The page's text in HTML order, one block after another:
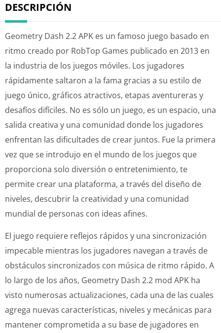
DESCRIPCIÓN
Geometry Dash 2.2 APK es un famoso juego basado en
ritmo creado por RobTop Games publicado en 2013 en
la industria de los juegos móviles. Los jugadores
rápidamente saltaron a la fama gracias a su estilo de
juego único, gráficos atractivos, etapas aventureras y
desafíos difíciles. No es sólo un juego, es un espacio, una
salida creativa y una comunidad donde los jugadores
enfrentan las dificultades de crear juntos. Fue la primera
vez que se introdujo en el mundo de los juegos que
proporciona solo diversión o entretenimiento, te
permite crear una plataforma, a través del diseño de
niveles, descubrir la creatividad y una comunidad
mundial de personas con ideas afines.
El juego requiere reflejos rápidos y una sincronización
impecable mientras los jugadores navegan a través de
obstáculos sincronizados con música de ritmo rápido. A
lo largo de los años, Geometry Dash 2.2 mod APK ha
visto numerosas actualizaciones, cada una de las cuales
agrega nuevas características, niveles y mecánicas para
mantener comprometida a su base de jugadores en